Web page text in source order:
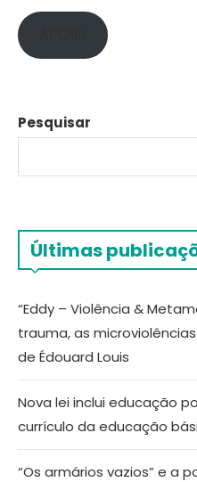
Pesquisar
Últimas
“Eddy – Violência &
trauma, as
de Édouard Louis
Nova lei inclui educação
currículo da educação
“Os armários vazios” e a